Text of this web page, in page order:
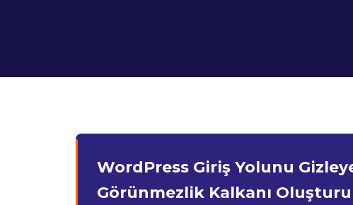
WordPress Giriş Yolunu
Görünmezlik Kalkanı